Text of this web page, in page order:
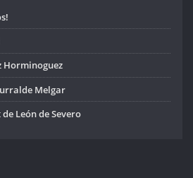
Horminoguez
Melgar
León de Severo